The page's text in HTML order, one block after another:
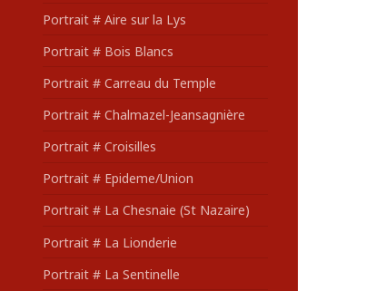
Portrait # Aire sur la Lys
Portrait # Bois Blancs
Portrait # Carreau du Temple
Portrait # Chalmazel-Jeansagnière
Portrait # Croisilles
Portrait # Epideme/Union
Portrait # La Chesnaie (St Nazaire)
Portrait # La Lionderie
Portrait # La Sentinelle